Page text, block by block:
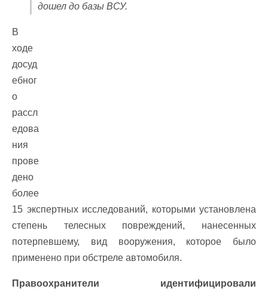
дошел до базы ВСУ.
В
ходе
досуд
ебног
о
рассл
едова
ния
прове
дено
более
15 экспертных исследований, которыми установлена
степень телесных повреждений, нанесенных
потерпевшему, вид вооружения, которое было
применено при обстреле автомобиля.
Правоохранители идентифицировали